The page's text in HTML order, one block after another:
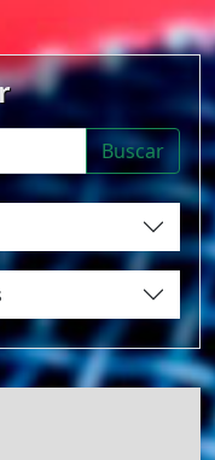
Buscar